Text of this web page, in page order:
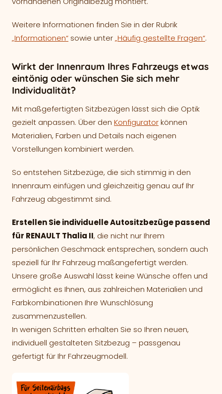
Weitere Informationen finden Sie in der Rubrik
„Informationen“ sowie unter„Häufig gestellte Fragen“.
Wirkt der Innenraum Ihres Fahrzeugs etwas
eintönig oder wünschen Sie sich mehr
Individualität?
Mit maßgefertigten Sitzbezügen lässt sich die Optik
gezielt anpassen. Über den Konfiguratorkönnen
Materialien, Farben und Details nach eigenen
Vorstellungen kombiniert werden.
So entstehen Sitzbezüge, die sich stimmig in den
Innenraum einfügen und gleichzeitig genau auf Ihr
Fahrzeug abgestimmt sind.
Erstellen Sie individuelle Autositzbezüge passend
für RENAULT Thalia II, die nicht nur Ihrem
persönlichen Geschmack entsprechen, sondern auch
speziell für Ihr Fahrzeug maßangefertigt werden.
Unsere große Auswahl lässt keine Wünsche offen und
ermöglicht es Ihnen, aus zahlreichen Materialien und
Farbkombinationen Ihre Wunschlösung
zusammenzustellen.
In wenigen Schritten erhalten Sie so Ihren neuen,
individuell gestalteten Sitzbezug – passgenau
gefertigt für Ihr Fahrzeugmodell.